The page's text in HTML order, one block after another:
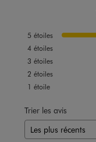
5 étoiles
4 étoiles
3 étoiles
2 étoiles
1 étoile
Trier les avis